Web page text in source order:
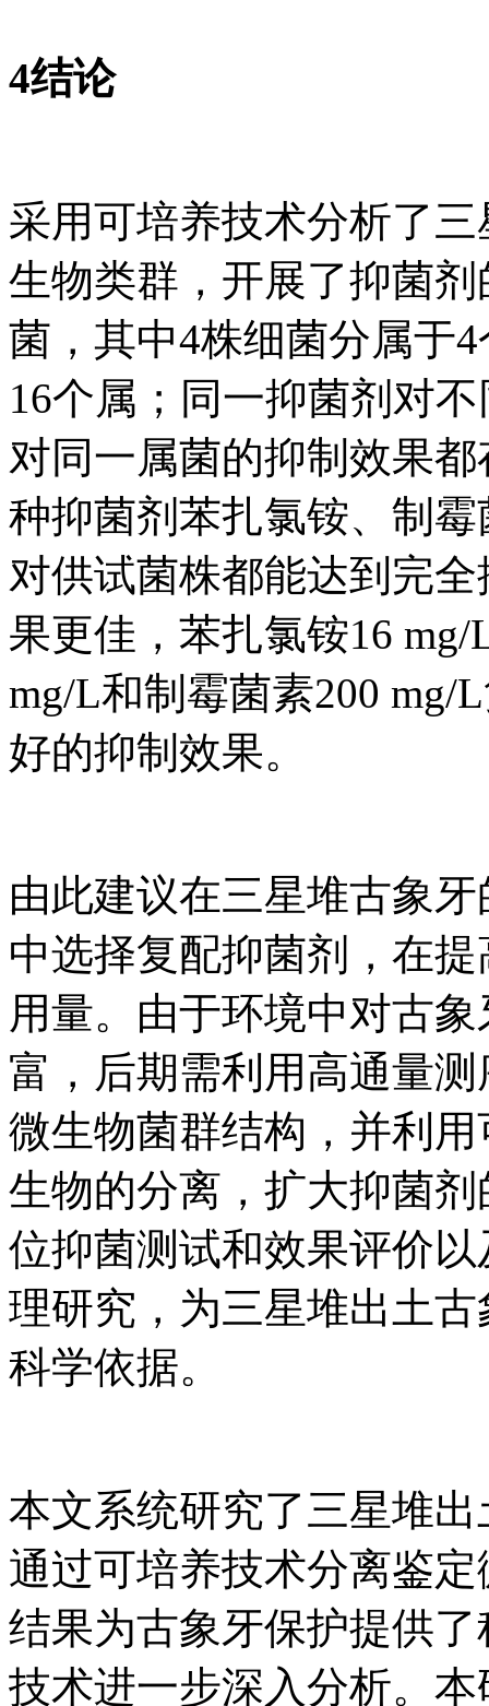
4结论
采用可培养技术分析了
生物类群，开展了抑菌
菌，其中4株细菌分属于
16个属；同一抑菌剂对
对同一属菌的抑制效果
种抑菌剂苯扎氯铵、制
对供试菌株都能达到完
果更佳，苯扎氯铵16
mg/L和制霉菌素200 mg/
好的抑制效果。
由此建议在三星堆古象
中选择复配抑菌剂，在
用量。由于环境中对古
富，后期需利用高通量
微生物菌群结构，并利
生物的分离，扩大抑菌
位抑菌测试和效果评价
理研究，为三星堆出土
科学依据。
本文系统研究了三星堆
通过可培养技术分离鉴
结果为古象牙保护提供
技术进一步深入分析。